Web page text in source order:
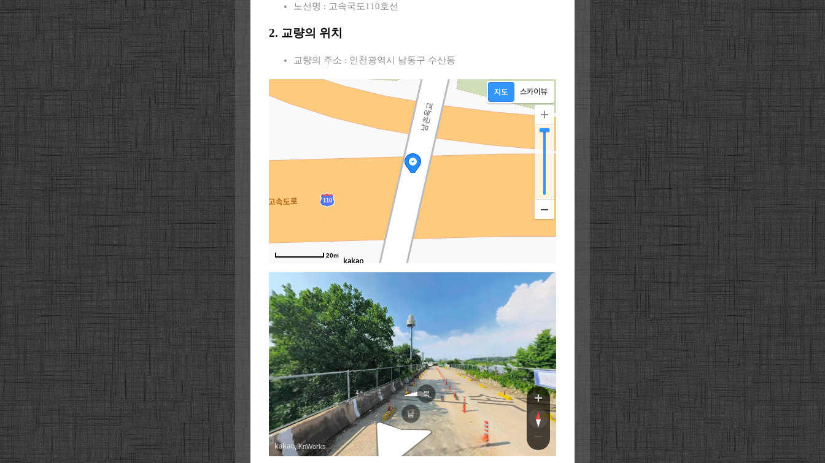
노선명 : 고속국도110호선
2. 교량의 위치
교량의 주소 : 인천광역시 남동구 수산동
20m
제2경인고속도로
남촌동로26번길
북
남
, KnWorks